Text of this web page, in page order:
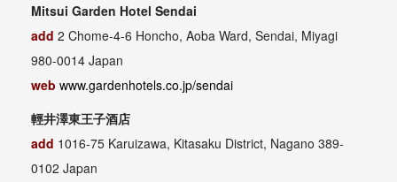
Mitsui Garden Hotel Sendai
add 2 Chome-4-6 Honcho, Aoba Ward, Sendai, Miyagi
980-0014 Japan
web www.gardenhotels.co.jp/sendai
輕井澤東王子酒店
add 1016-75 Karuizawa, Kitasaku District, Nagano 389-
0102 Japan